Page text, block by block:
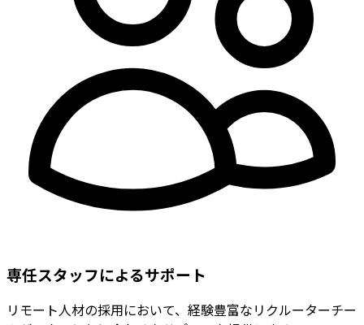
専任スタッフによるサポート
リモート人材の採用において、経験豊富なリクルーターチー